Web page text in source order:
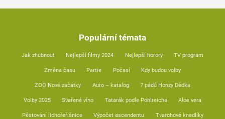
Populární témata
Jak zhubnout Nejlepší filmy 2024 Nejlepší horory TV program
Změna času Partie Počasí Kdy budou volby
ZOO Nové začátky Auto – katalog 7 pádů Honzy Dědka
Volby 2025 Svařené víno Tatarák podle Pohlreicha Aloe vera
Pěstování lichořeřišnice Výpočet ascendentu Tvarohové knedlíky